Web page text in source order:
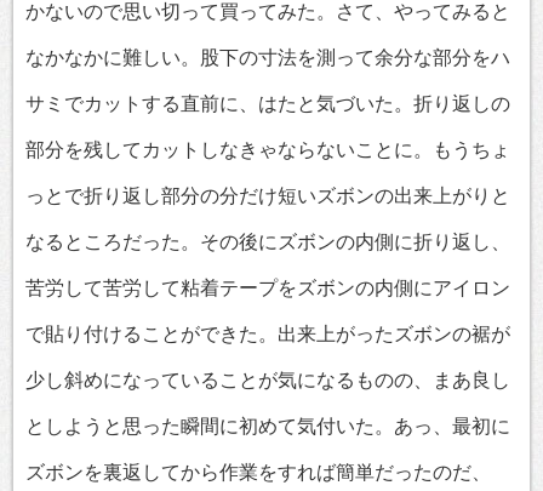
かないので思い切って買ってみた。さて、やってみると
なかなかに難しい。股下の寸法を測って余分な部分をハ
サミでカットする直前に、はたと気づいた。折り返しの
部分を残してカットしなきゃならないことに。もうちょ
っとで折り返し部分の分だけ短いズボンの出来上がりと
なるところだった。その後にズボンの内側に折り返し、
苦労して苦労して粘着テープをズボンの内側にアイロン
で貼り付けることができた。出来上がったズボンの裾が
少し斜めになっていることが気になるものの、まあ良し
としようと思った瞬間に初めて気付いた。あっ、最初に
ズボンを裏返してから作業をすれば簡単だったのだ、